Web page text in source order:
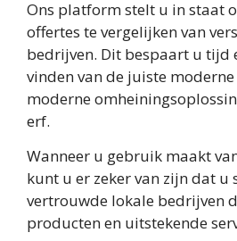
Ons platform stelt u in staat
offertes te vergelijken van
bedrijven. Dit bespaart u tijd
vinden van de juiste
moderne
erf.
Wanneer u gebruik maakt
kunt u er zeker van zijn dat u
vertrouwde lokale bedrijven
producten en uitstekende